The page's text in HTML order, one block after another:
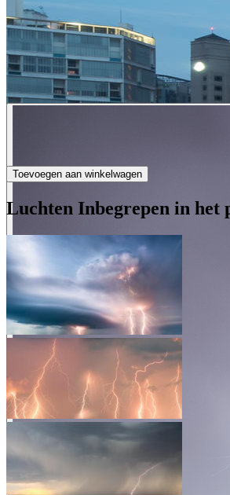
Toevoegen aan winkelwagen
Luchten Inbegrepen in het